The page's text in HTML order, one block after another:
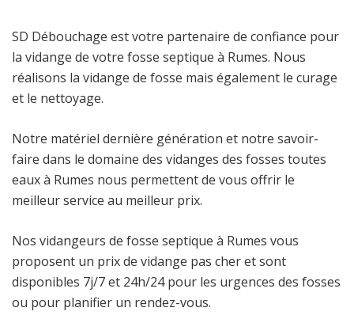
SD Débouchage est votre partenaire de confiance pour
la vidange de votre fosse septique à Rumes. Nous
réalisons la vidange de fosse mais également le curage
et le nettoyage.
Notre matériel dernière génération et notre savoir-
faire dans le domaine des vidanges des fosses toutes
eaux à Rumes nous permettent de vous offrir le
meilleur service au meilleur prix.
Nos vidangeurs de fosse septique à Rumes vous
proposent un prix de vidange pas cher et sont
disponibles 7j/7 et 24h/24 pour les urgences des fosses
ou pour planifier un rendez-vous.